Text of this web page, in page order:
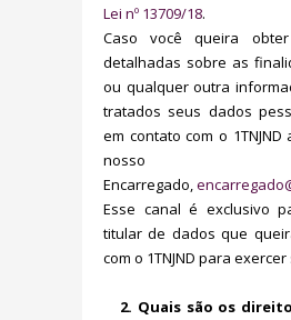
Lei nº 13709/18.
Caso você queira
detalhadas sobre as
ou qualquer outra
tratados seus dados
em contato com o
nosso
Encarregado,
Esse canal é exclusivo
titular de dados que
com o 1TNJND para
2. Quais são os